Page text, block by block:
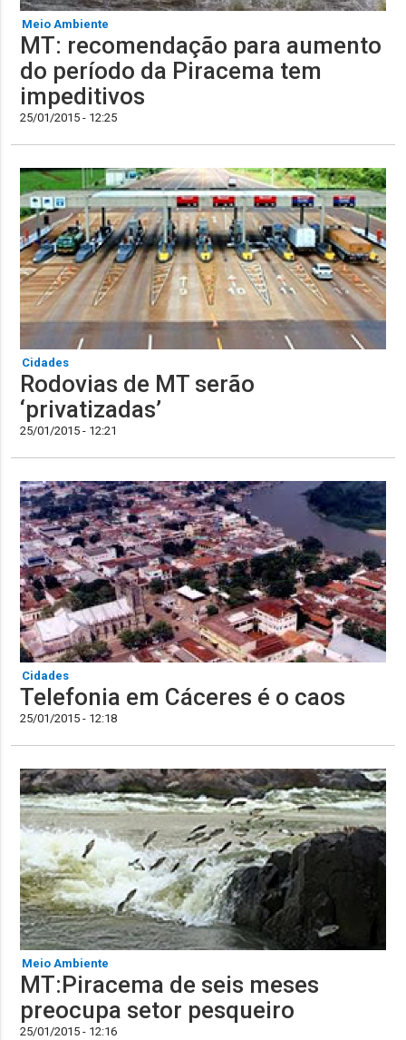
Meio Ambiente
MT: recomendação para aumento
do período da Piracema tem
impeditivos
25/01/2015 - 12:25
Cidades
Rodovias de MT serão
‘privatizadas’
25/01/2015 - 12:21
Cidades
Telefonia em Cáceres é o caos
25/01/2015 - 12:18
Meio Ambiente
MT:Piracema de seis meses
preocupa setor pesqueiro
25/01/2015 - 12:16